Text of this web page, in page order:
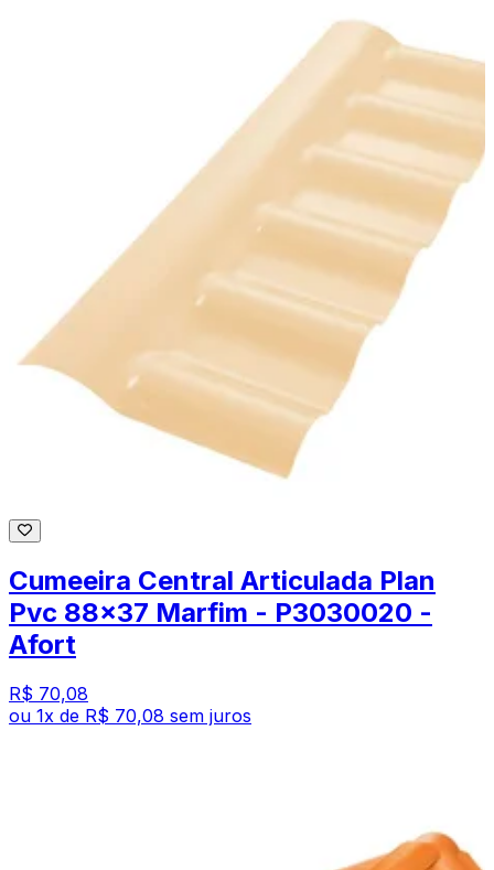
Cumeeira Central Articulada Plan
Pvc 88x37 Marfim - P3030020 -
Afort
R$ 70,08
ou 1x de R$ 70,08 sem juros